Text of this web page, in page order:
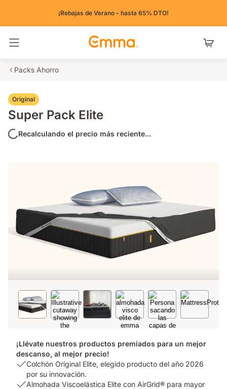
¡Rebajas de Verano - hasta 65% DTO!
Packs Ahorro
Original
Super Pack Elite
Recalculando el precio más reciente...
¡Llévate nuestros productos premiados para un mejor
descanso, al mejor precio!
USP
Colchón
Colchón Original Elite, elegido producto del año 2026
por su innovación.
USPAlmohada Viscoelástica Elite con AirGrid® para mayor